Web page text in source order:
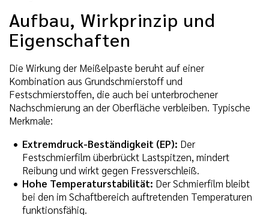
Aufbau, Wirkprinzip und
Eigenschaften
Die Wirkung der Meißelpaste beruht auf einer
Kombination aus Grundschmierstoff und
Festschmierstoffen, die auch bei unterbrochener
Nachschmierung an der Oberfläche verbleiben. Typische
Merkmale:
Extremdruck-Beständigkeit (EP): Der
Festschmierfilm überbrückt Lastspitzen, mindert
Reibung und wirkt gegen Fressverschleiß.
Hohe Temperaturstabilität: Der Schmierfilm bleibt
bei den im Schaftbereich auftretenden Temperaturen
funktionsfähig.